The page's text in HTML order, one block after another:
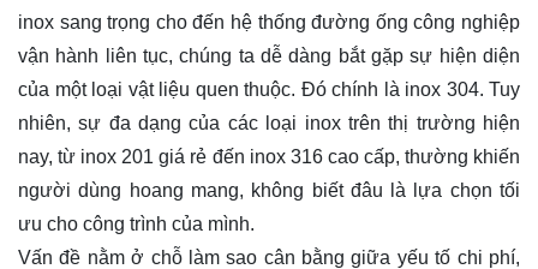
inox sang trọng cho đến hệ thống đường ống công nghiệp
vận hành liên tục, chúng ta dễ dàng bắt gặp sự hiện diện
của một loại vật liệu quen thuộc. Đó chính là inox 304. Tuy
nhiên, sự đa dạng của các loại inox trên thị trường hiện
nay, từ inox 201 giá rẻ đến inox 316 cao cấp, thường khiến
người dùng hoang mang, không biết đâu là lựa chọn tối
ưu cho công trình của mình.
Vấn đề nằm ở chỗ làm sao cân bằng giữa yếu tố chi phí,